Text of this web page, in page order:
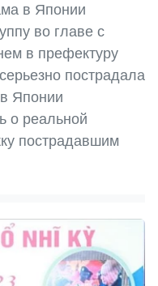
в Японии
во главе с
в префектуру
пострадала
Японии
о реальной
пострадавшим